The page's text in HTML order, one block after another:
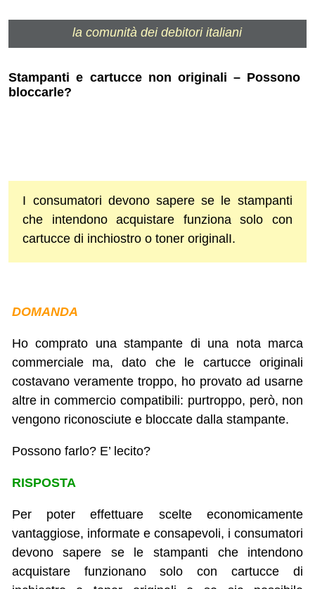
la comunità dei debitori italiani
Stampanti e cartucce non originali – Possono
bloccarle?
I consumatori devono sapere se le stampanti
che intendono acquistare funziona solo con
cartucce di inchiostro o toner originalI.
DOMANDA
Ho comprato una stampante di una nota marca
commerciale ma, dato che le cartucce originali
costavano veramente troppo, ho provato ad usarne
altre in commercio compatibili: purtroppo, però, non
vengono riconosciute e bloccate dalla stampante.
Possono farlo? E’ lecito?
RISPOSTA
Per poter effettuare scelte economicamente
vantaggiose, informate e consapevoli, i consumatori
devono sapere se le stampanti che intendono
acquistare funzionano solo con cartucce di